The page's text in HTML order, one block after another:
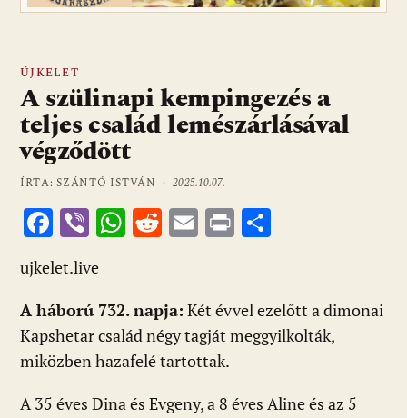
ÚJKELET
A szülinapi kempingezés a
teljes család lemészárlásával
végződött
ÍRTA: SZÁNTÓ ISTVÁN ·2025.10.07.
F
ac
e
b
o
o
k
Vi
er
W
s
A
p
p
R
di
t
E
l
Pr
m
e
ujkelet.live
A háború 732. napja: Két évvel ezelőtt a dimonai
Kapshetar család négy tagját meggyilkolták,
miközben hazafelé tartottak.
A 35 éves Dina és Evgeny, a 8 éves Aline és az 5